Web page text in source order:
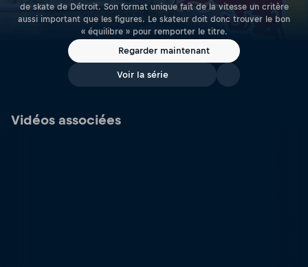
de skate de Détroit. Son format unique fait de la vitesse un critère
aussi important que les figures. Le skateur doit donc trouver le bon
« équilibre » pour remporter le titre.
Regarder maintenant
Voir la série
Vidéos associées